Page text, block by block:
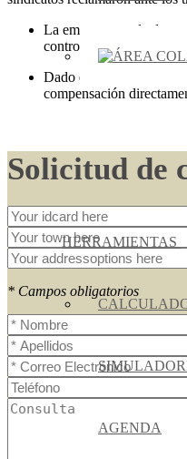
HERRAMIENTAS
AGENDA
La empresa puede
controversia sobre su
Dado que en este caso
compensación
Solicitud de
* Campos obligatorios